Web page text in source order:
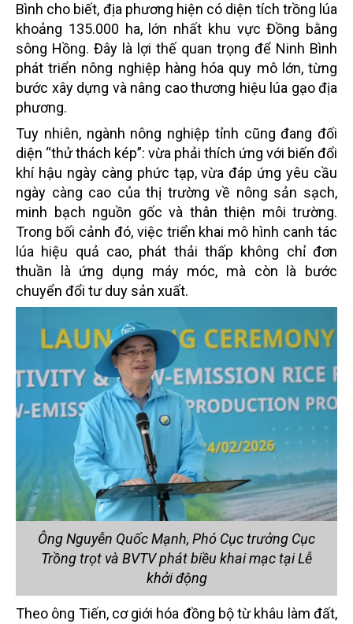
Bình cho biết, địa phương hiện có diện tích trồng lúa
khoảng 135.000 ha, lớn nhất khu vực Đồng bằng
sông Hồng. Đây là lợi thế quan trọng để Ninh Bình
phát triển nông nghiệp hàng hóa quy mô lớn, từng
bước xây dựng và nâng cao thương hiệu lúa gạo địa
phương.
Tuy nhiên, ngành nông nghiệp tỉnh cũng đang đối
diện “thử thách kép”: vừa phải thích ứng với biến đổi
khí hậu ngày càng phức tạp, vừa đáp ứng yêu cầu
ngày càng cao của thị trường về nông sản sạch,
minh bạch nguồn gốc và thân thiện môi trường.
Trong bối cảnh đó, việc triển khai mô hình canh tác
lúa hiệu quả cao, phát thải thấp không chỉ đơn
thuần là ứng dụng máy móc, mà còn là bước
chuyển đổi tư duy sản xuất.
Ông Nguyễn Quốc Mạnh, Phó Cục trưởng Cục
Trồng trọt và BVTV phát biều khai mạc tại Lễ
khởi động
Theo ông Tiến, cơ giới hóa đồng bộ từ khâu làm đất,